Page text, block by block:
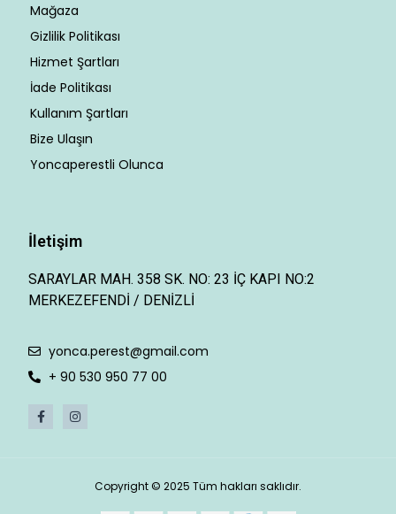
Mağaza
Gizlilik Politikası
Hizmet Şartları
İade Politikası
Kullanım Şartları
Bize Ulaşın
Yoncaperestli Olunca
İletişim
SARAYLAR MAH. 358 SK. NO: 23 İÇ KAPI NO:2
MERKEZEFENDİ / DENİZLİ
yonca.perest@gmail.com
+ 90 530 950 77 00
Copyright © 2025 Tüm hakları saklıdır.